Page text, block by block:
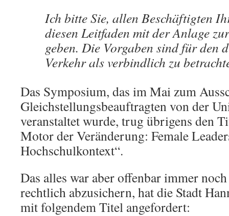
Ich bitte Sie, allen Beschäftigten
diesen Leitfaden mit der Anlage
geben. Die Vorgaben sind für den
Verkehr als verbindlich zu
Das Symposium, das im Mai zum
Gleichstellungsbeauftragten von der
veranstaltet wurde, trug übrigens den
Motor der Veränderung: Female
Hochschulkontext“.
Das alles war aber offenbar immer
rechtlich abzusichern, hat die Stadt
mit folgendem Titel angefordert: